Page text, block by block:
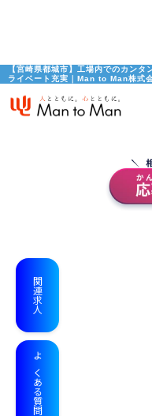
【宮崎県都城市】工場内でのカン
ライベート充実｜Man to Man株式
関連求人
よくある質問